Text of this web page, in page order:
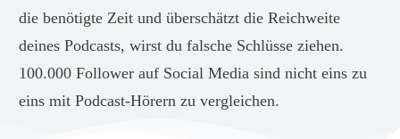
die benötigte Zeit und überschätzt die Reichweite
deines Podcasts, wirst du falsche Schlüsse ziehen.
100.000 Follower auf Social Media sind nicht eins zu
eins mit Podcast-Hörern zu vergleichen.